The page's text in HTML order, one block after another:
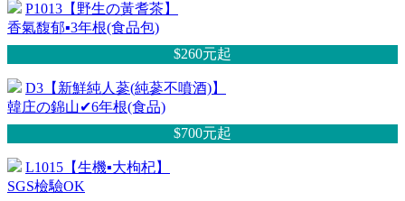
P1013【野生の黃耆茶】
香氣馥郁▪3年根(食品包)
$260元起
D3【新鮮純人蔘(純蔘不噴酒)】
韓庄の錦山✔6年根(食品)
$700元起
L1015【生機▪大枸杞】
SGS檢驗OK